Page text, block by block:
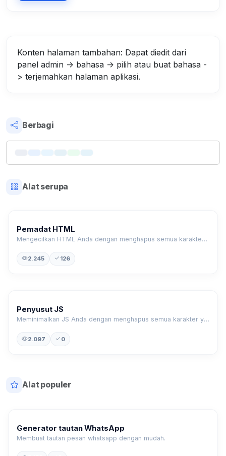
Konten halaman tambahan: Dapat diedit dari
panel admin -> bahasa -> pilih atau buat bahasa -
> terjemahkan halaman aplikasi.
Berbagi
Alat serupa
Pemadat HTML
Mengecilkan HTML Anda dengan menghapus semua karakter yang tidak perlu.
2.245 126
Penyusut JS
Meminimalkan JS Anda dengan menghapus semua karakter yang tidak perlu.
2.097 0
Alat populer
Generator tautan WhatsApp
Membuat tautan pesan whatsapp dengan mudah.